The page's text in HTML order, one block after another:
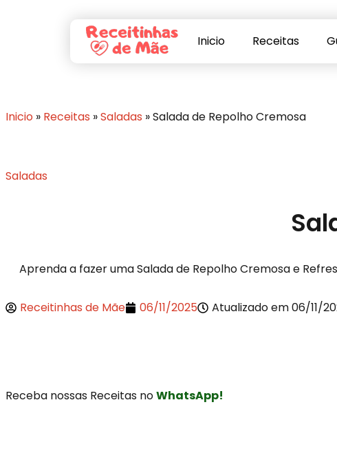
Inicio Receitas
Inicio » Receitas »Saladas »Salada de Repolho Cremosa
Saladas
Aprenda a fazer uma Salada de Repolho Cremosa e
Receitinhas de Mãe
06/11/2025 Atualizado em 06/11/
Receba nossas Receitas noWhatsApp!